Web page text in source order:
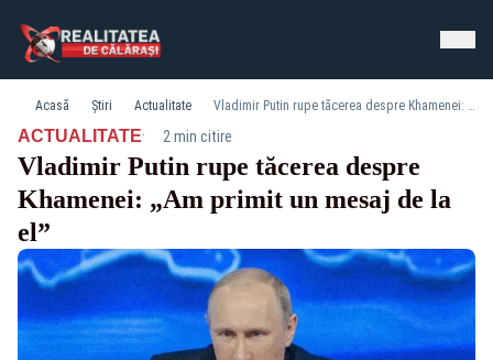
Acasă Știri Actualitate Vladimir Putin rupe tăcerea despre Khamenei: „Am primit un mesaj de la el”
ACTUALITATE· 2 min citire
Vladimir Putin rupe tăcerea despre
Khamenei: „Am primit un mesaj de la
el”